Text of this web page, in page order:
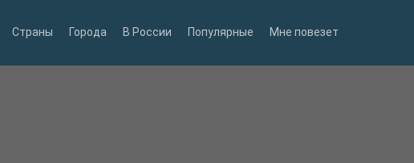
Страны Города В России Популярные Мне повезет